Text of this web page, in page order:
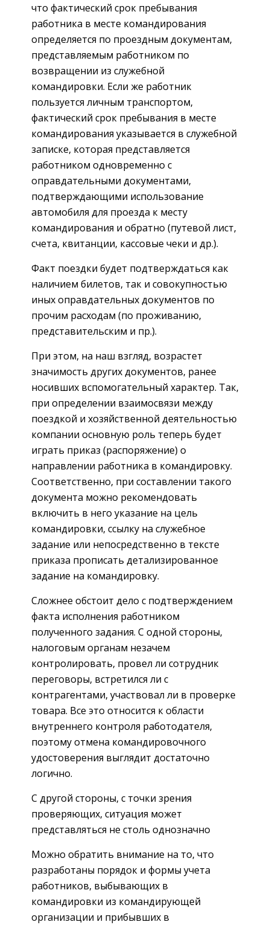
что фактический срок пребывания
работника в месте командирования
определяется по проездным документам,
представляемым работником по
возвращении из служебной
командировки. Если же работник
пользуется личным транспортом,
фактический срок пребывания в месте
командирования указывается в служебной
записке, которая представляется
работником одновременно с
оправдательными документами,
подтверждающими использование
автомобиля для проезда к месту
командирования и обратно (путевой лист,
счета, квитанции, кассовые чеки и др.).
Факт поездки будет подтверждаться как
наличием билетов, так и совокупностью
иных оправдательных документов по
прочим расходам (по проживанию,
представительским и пр.).
При этом, на наш взгляд, возрастет
значимость других документов, ранее
носивших вспомогательный характер. Так,
при определении взаимосвязи между
поездкой и хозяйственной деятельностью
компании основную роль теперь будет
играть приказ (распоряжение) о
направлении работника в командировку.
Соответственно, при составлении такого
документа можно рекомендовать
включить в него указание на цель
командировки, ссылку на служебное
задание или непосредственно в тексте
приказа прописать детализированное
задание на командировку.
Сложнее обстоит дело с подтверждением
факта исполнения работником
полученного задания. С одной стороны,
налоговым органам незачем
контролировать, провел ли сотрудник
переговоры, встретился ли с
контрагентами, участвовал ли в проверке
товара. Все это относится к области
внутреннего контроля работодателя,
поэтому отмена ­командировочного
удостоверения выглядит достаточно
логично.
С другой стороны, с точки зрения
проверяющих, ситуация может
представляться не столь однозначно
Можно обратить внимание на то, что
разработаны порядок и формы учета
работников, выбывающих в
командировки из командирующей
организации и прибывших в